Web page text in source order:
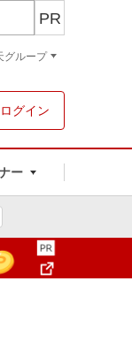
ログイン
ー
PR
グループ